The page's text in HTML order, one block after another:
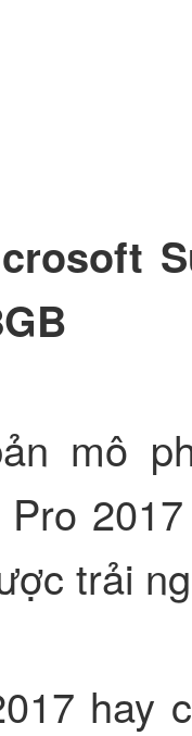
mô
trải
hay